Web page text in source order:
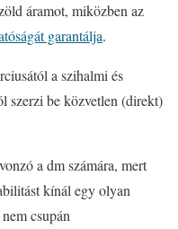
áramot, miközben az
garantálja.
a szihalmi és
szerzi be közvetlen (direkt)
a dm számára, mert
kínál egy olyan
csupán